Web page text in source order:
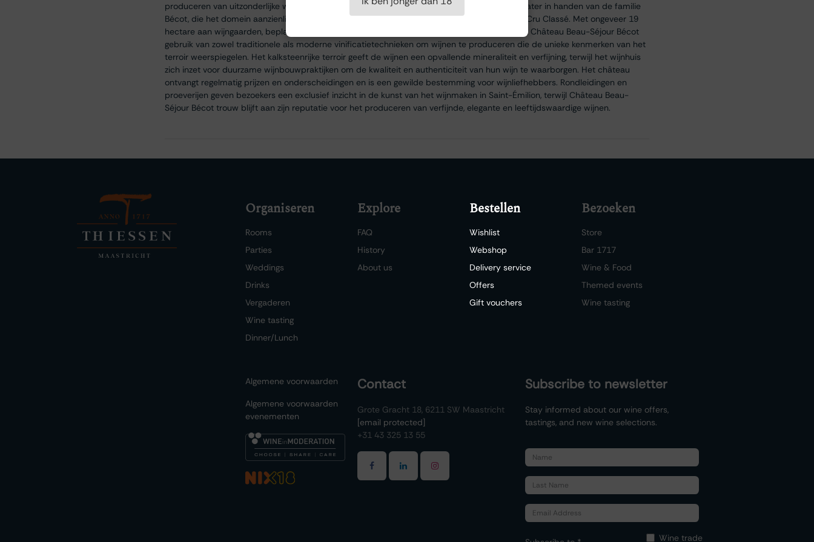
produceren van uitzonderlijke wijnen. Het château werd in de 18e eeuw opgericht en kwam later in handen van de familie
Bécot, die het domein aanzienlijk uitbreidde en bijdroeg aan de erkenning als Premier Grand Cru Classé. Met ongeveer 19
hectare aan wijngaarden, beplant met Merlot, Cabernet Franc en Cabernet Sauvignon, maakt Château Beau-Séjour Bécot
gebruik van zowel traditionele als moderne vinificatietechnieken om wijnen te produceren die de unieke kenmerken van het
terroir weerspiegelen. Het kalksteenrijke terroir geeft de wijnen een opvallende mineraliteit en verfijning, terwijl het wijnhuis
zich inzet voor duurzame wijnbouwpraktijken om de kwaliteit en authenticiteit van hun wijn te waarborgen. Het château
ontvangt regelmatig prijzen en onderscheidingen en is een gewilde bestemming voor wijnliefhebbers. Rondleidingen en
proeverijen geven bezoekers een exclusief inzicht in de kunst van het wijnmaken in Saint-Émilion, terwijl Château Beau-
Séjour Bécot trouw blijft aan zijn reputatie voor het produceren van verfijnde, elegante en leeftijdswaardige wijnen.
Organiseren
Rooms
Parties
Weddings
Drinks
Vergaderen
Wine tasting
Dinner/Lunch
Explore
FAQ
History
About us
Bestellen
Wishlist
Webshop
Delivery service
Offers
Gift vouchers
Bezoeken
Store
Bar 1717
Wine & Food
Themed events
Wine tasting
Algemene voorwaarden
Algemene voorwaarden
evenementen
Contact
Grote Gracht 18, 6211 SW Maastricht
[email protected]
+31 43 325 13 55
Subscribe to newsletter
Stay informed about our wine offers,
tastings, and new wine selections.
Wine trade